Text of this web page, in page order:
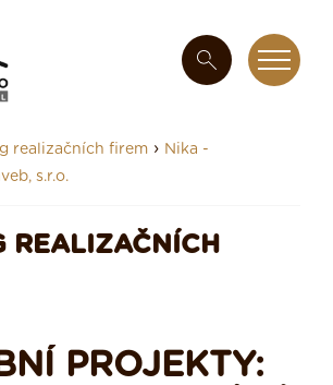
realizačních firem › Nika -
s.r.o.
REALIZAČNÍCH
PROJEKTY: